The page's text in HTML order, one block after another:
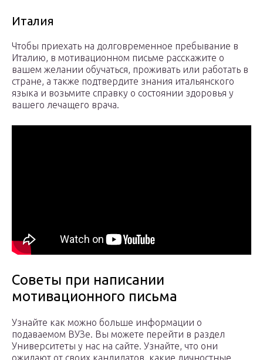
Италия
Чтобы приехать на долговременное пребывание в
Италию, в мотивационном письме расскажите о
вашем желании обучаться, проживать или работать в
стране, а также подтвердите знания итальянского
языка и возьмите справку о состоянии здоровья у
вашего лечащего врача.
Советы при написании
мотивационного письма
Узнайте как можно больше информации о
подаваемом ВУЗе. Вы можете перейти в раздел
Университеты у нас на сайте. Узнайте, что они
ожидают от своих кандидатов, какие личностные